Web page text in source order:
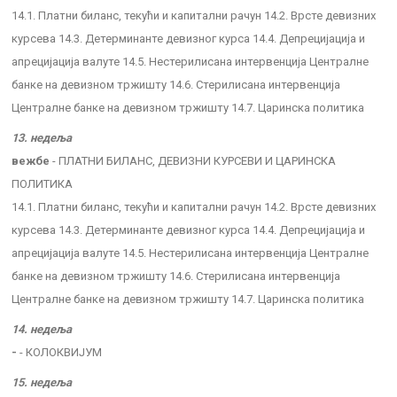
14.1. Платни биланс, текући и капитални рачун 14.2. Врсте девизних
курсева 14.3. Детерминанте девизног курса 14.4. Депрецијација и
апрецијација валуте 14.5. Нестерилисана интервенција Централне
банке на девизном тржишту 14.6. Стерилисана интервенција
Централне банке на девизном тржишту 14.7. Царинска политика
13. недеља
вежбе - ПЛАТНИ БИЛАНС, ДЕВИЗНИ КУРСЕВИ И ЦАРИНСКА
ПОЛИТИКА
14.1. Платни биланс, текући и капитални рачун 14.2. Врсте девизних
курсева 14.3. Детерминанте девизног курса 14.4. Депрецијација и
апрецијација валуте 14.5. Нестерилисана интервенција Централне
банке на девизном тржишту 14.6. Стерилисана интервенција
Централне банке на девизном тржишту 14.7. Царинска политика
14. недеља
- - КОЛОКВИЈУМ
15. недеља